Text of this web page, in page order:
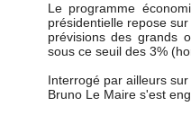
Le programme
présidentielle repose
prévisions des grands
sous ce seuil des 3%
Interrogé par ailleurs
Bruno Le Maire s'est